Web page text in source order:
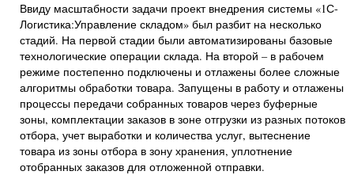
Ввиду масштабности задачи проект внедрения системы «1С-
Логистика:Управление складом» был разбит на несколько
стадий. На первой стадии были автоматизированы базовые
технологические операции склада. На второй – в рабочем
режиме постепенно подключены и отлажены более сложные
алгоритмы обработки товара. Запущены в работу и отлажены
процессы передачи собранных товаров через буферные
зоны, комплектации заказов в зоне отгрузки из разных потоков
отбора, учет выработки и количества услуг, вытеснение
товара из зоны отбора в зону хранения, уплотнение
отобранных заказов для отложенной отправки.